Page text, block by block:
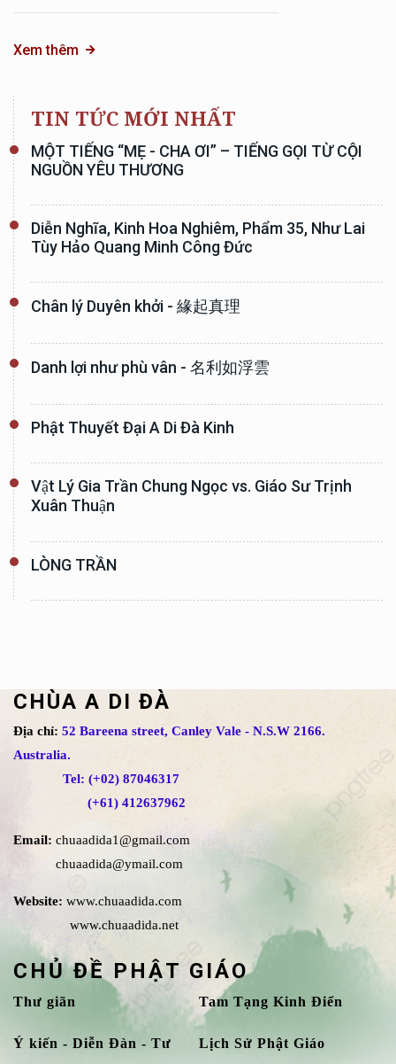
Xem thêm
TIN TỨC MỚI NHẤT
MỘT TIẾNG “MẸ - CHA ƠI” – TIẾNG GỌI TỪ CỘI
NGUỒN YÊU THƯƠNG
Diễn Nghĩa, Kinh Hoa Nghiêm, Phẩm 35, Như Lai
Tùy Hảo Quang Minh Công Đức
Chân lý Duyên khởi - 緣起真理
Danh lợi như phù vân - 名利如浮雲
Phật Thuyết Đại A Di Đà Kinh
Vật Lý Gia Trần Chung Ngọc vs. Giáo Sư Trịnh
Xuân Thuận
LÒNG TRẦN
CHÙA A DI ĐÀ
Địa chỉ: 52 Bareena street, Canley Vale - N.S.W 2166.
Australia.
Tel: (+02) 87046317
(+61) 412637962
Email: chuaadida1@gmail.com
chuaadida@ymail.com
Website: www.chuaadida.com
www.chuaadida.net
CHỦ ĐỀ PHẬT GIÁO
Thư giãn
Ý kiến - Diễn Đàn - Tư
Tam Tạng Kinh Điển
Lịch Sử Phật Giáo